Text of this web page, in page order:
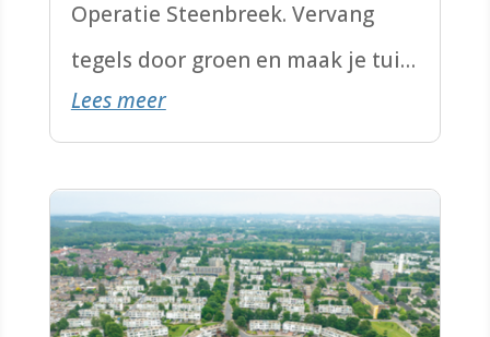
Operatie Steenbreek. Vervang
tegels door groen en maak je tuin
klimaatvriendelijk.
Lees meer